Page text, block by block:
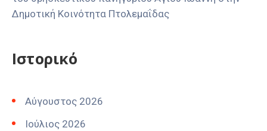
Δημοτική Κοινότητα Πτολεμαΐδας
Ιστορικό
Αύγουστος 2026
Ιούλιος 2026